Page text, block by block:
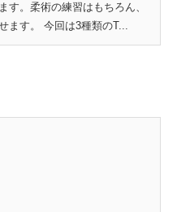
す。柔術の練習はもちろん、
ます。 今回は3種類のT...